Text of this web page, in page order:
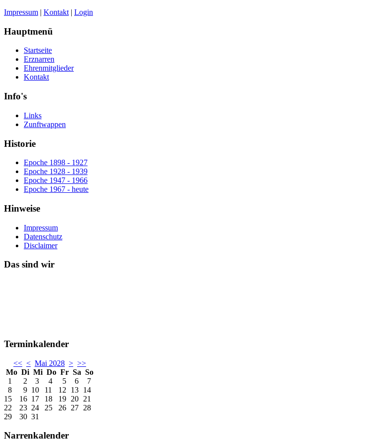
Impressum | Kontakt | Login
Hauptmenü
Startseite
Erznarren
Ehrenmitglieder
Kontakt
Info's
Links
Zunftwappen
Historie
Epoche 1898 - 1927
Epoche 1928 - 1939
Epoche 1947 - 1966
Epoche 1967 - heute
Hinweise
Impressum
Datenschutz
Disclaimer
Das sind wir
Terminkalender
<< < Mai 2028 > >>
Mo Di Mi Do Fr Sa So
1
2 3 4 5 6
7
8
9 10 11 12 13 14
15
16 17 18 19 20 21
22
23 24 25 26 27 28
29
30 31
Narrenkalender